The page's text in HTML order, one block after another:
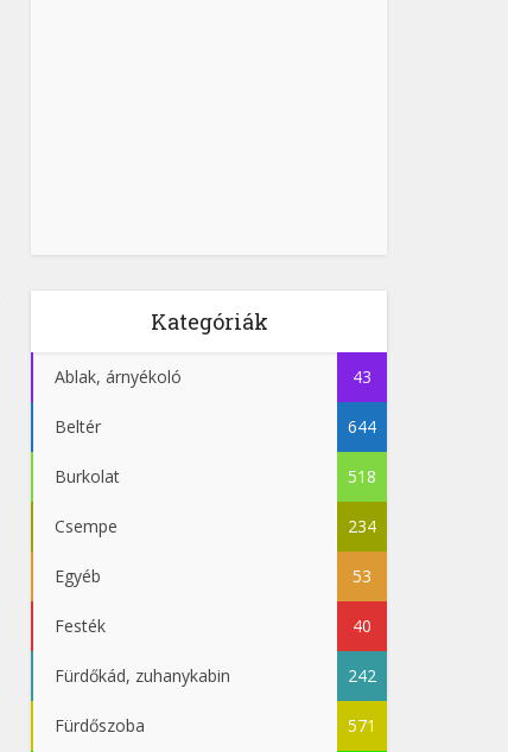
Kategóriák
Ablak, árnyékoló 43
Beltér 644
Burkolat 518
Csempe 234
Egyéb 53
Festék 40
Fürdőkád, zuhanykabin 242
Fürdőszoba 571